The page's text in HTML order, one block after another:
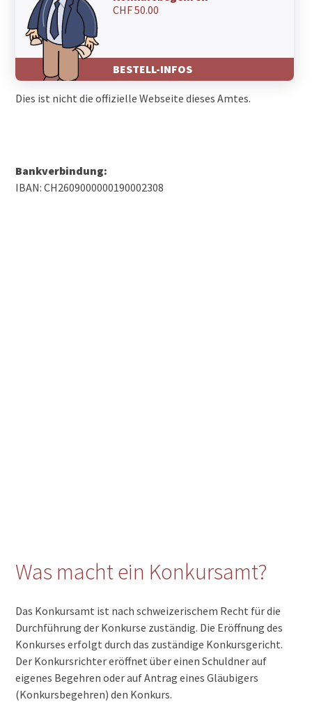
CHF 50.00
BESTELL-INFOS
Dies ist nicht die offizielle Webseite dieses Amtes.
Bankverbindung:
IBAN: CH2609000000190002308
Was macht ein Konkursamt?
Das Konkursamt ist nach schweizerischem Recht für die
Durchführung der Konkurse zuständig. Die Eröffnung des
Konkurses erfolgt durch das zuständige Konkursgericht.
Der Konkursrichter eröffnet über einen Schuldner auf
eigenes Begehren oder auf Antrag eines Gläubigers
(Konkursbegehren) den Konkurs.